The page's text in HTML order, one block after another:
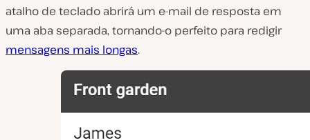
atalho de teclado abrirá um e-mail de resposta em
uma aba separada, tornando-o perfeito para redigir
mensagens mais longas.